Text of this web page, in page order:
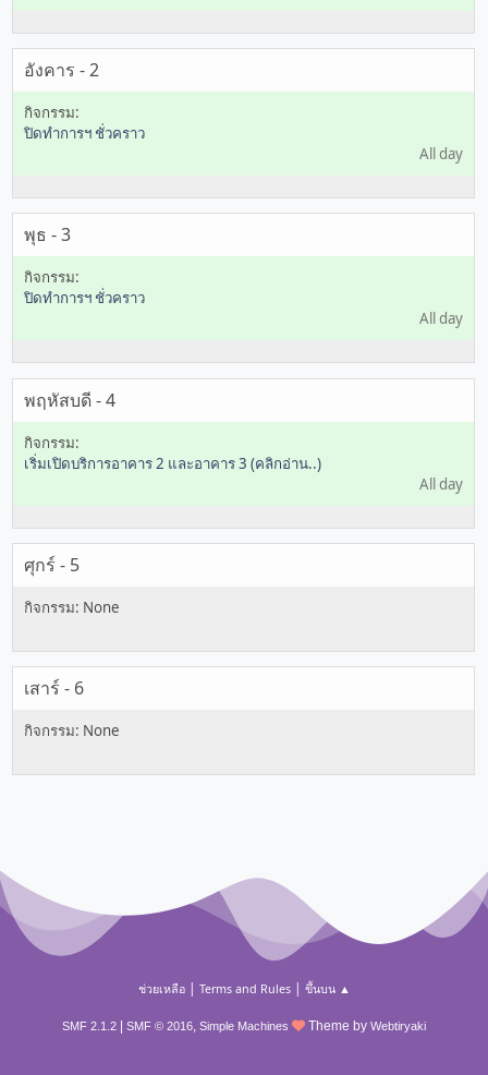
อังคาร - 2
ปิดทำการฯ ชั่วคราว
All day
พุธ - 3
ปิดทำการฯ ชั่วคราว
All day
พฤหัสบดี - 4
เริ่มเปิดบริการอาคาร 2 และอาคาร 3 (คลิกอ่าน..)
All day
ศุกร์ - 5
เสาร์ - 6
ช่วยเหลือ| Terms and Rules| ขึ้นบน ▲
SMF 2.1.2 SMF © 2016, Simple Machines Theme by Webtiryaki